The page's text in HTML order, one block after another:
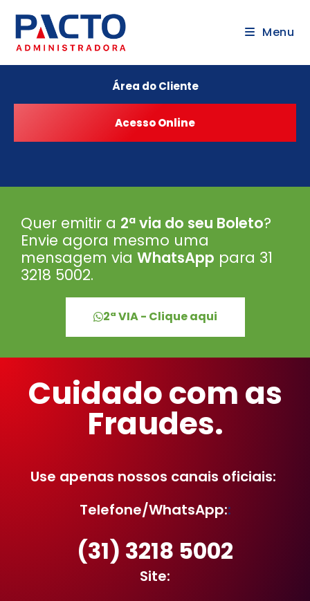
Menu
Área do Cliente
Quer emitir a 2ª via do seu Boleto?
Envie agora mesmo uma
mensagem via WhatsApp para 31
3218 5002.
2ª VIA - Clique aqui
Cuidado com as
Fraudes.
Use apenas nossos canais oficiais:
Telefone/WhatsApp::
(31) 3218 5002
Site: